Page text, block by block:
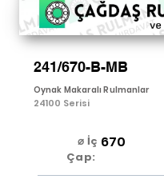
241/670-B-MB
Oynak Makaralı Rulmanlar
24100 Serisi
⌀ İç
Çap:
670